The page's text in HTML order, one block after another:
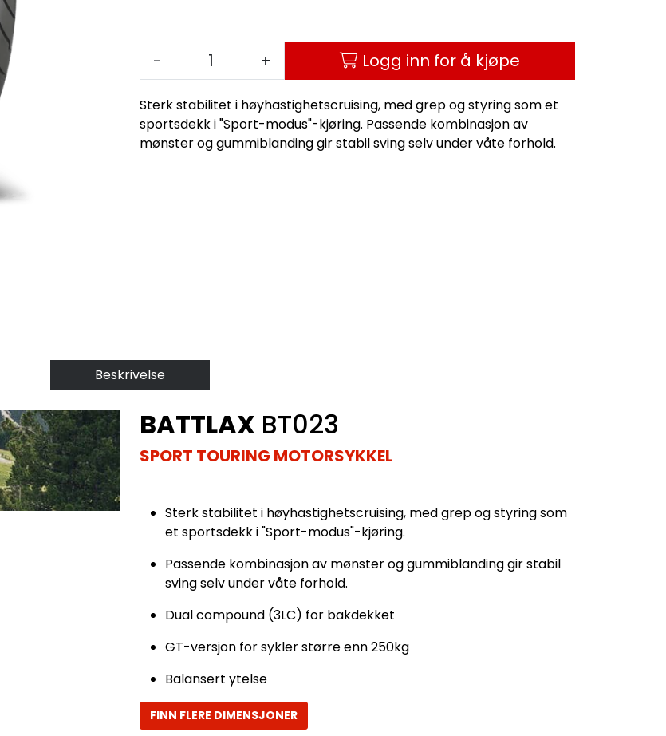
- + Logg inn for å kjøpe
Sterk stabilitet i høyhastighetscruising, med grep og styring som et
sportsdekk i "Sport-modus"-kjøring. Passende kombinasjon av
mønster og gummiblanding gir stabil sving selv under våte forhold.
Beskrivelse
BATTLAX BT023
SPORT TOURING MOTORSYKKEL
Sterk stabilitet i høyhastighetscruising, med grep og styring som
et sportsdekk i "Sport-modus"-kjøring.
Passende kombinasjon av mønster og gummiblanding gir stabil
sving selv under våte forhold.
Dual compound (3LC) for bakdekket
GT-versjon for sykler større enn 250kg
Balansert ytelse
FINN FLERE DIMENSJONER